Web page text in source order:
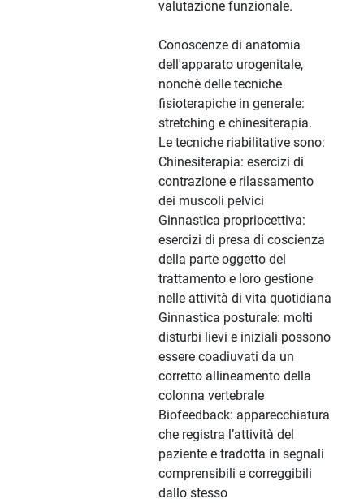
valutazione funzionale.
Conoscenze di anatomia
dell'apparato urogenitale,
nonchè delle tecniche
fisioterapiche in generale:
stretching e chinesiterapia.
Le tecniche riabilitative sono:
Chinesiterapia: esercizi di
contrazione e rilassamento
dei muscoli pelvici
Ginnastica propriocettiva:
esercizi di presa di coscienza
della parte oggetto del
trattamento e loro gestione
nelle attività di vita quotidiana
Ginnastica posturale: molti
disturbi lievi e iniziali possono
essere coadiuvati da un
corretto allineamento della
colonna vertebrale
Biofeedback: apparecchiatura
che registra l’attività del
paziente e tradotta in segnali
comprensibili e correggibili
dallo stesso